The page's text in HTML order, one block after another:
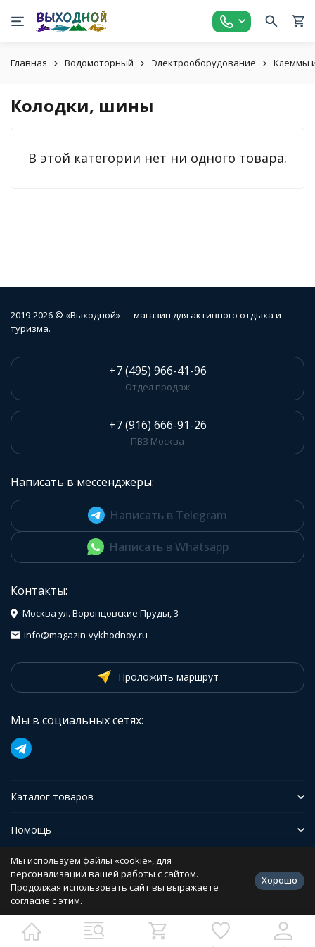
Главная Водомоторный Электрооборудование Клеммы
Колодки, шины
В этой категории нет ни одного товара.
2019-2026 © «Выходной» — магазин для активного отдыха и
туризма.
+7 (495) 966-41-96
Отдел продаж
+7 (916) 666-91-26
ПВЗ Москва
Написать в мессенджеры:
Написать в Telegram
Написать в Whatsapp
Контакты:
Москва ул. Воронцовские Пруды, 3
info@magazin-vykhodnoy.ru
Проложить маршрут
Мы в социальных сетях:
Каталог товаров
Помощь
Иформация
Политика персональных данных
Разработано в
bodysite.ru
Мы используем файлы «cookie», для
персонализации вашей работы с сайтом.
Продолжая использовать сайт вы выражаете
согласие с этим.
Хорошо